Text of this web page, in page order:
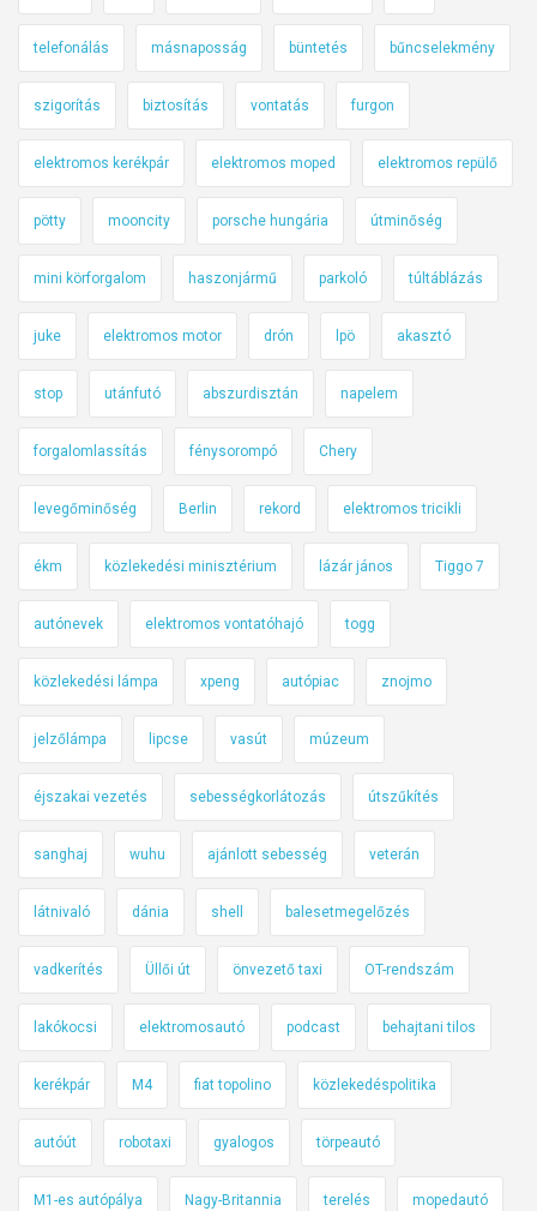
telefonálás másnaposság büntetés bűncselekmény
szigorítás biztosítás vontatás furgon
elektromos kerékpár elektromos moped elektromos repülő
pötty mooncity porsche hungária útminőség
mini körforgalom haszonjármű parkoló túltáblázás
juke elektromos motor drón lpö akasztó
stop utánfutó abszurdisztán napelem
forgalomlassítás fénysorompó Chery
levegőminőség Berlin rekord elektromos tricikli
ékm közlekedési minisztérium lázár jános Tiggo 7
autónevek elektromos vontatóhajó togg
közlekedési lámpa xpeng autópiac znojmo
jelzőlámpa lipcse vasút múzeum
éjszakai vezetés sebességkorlátozás útszűkítés
sanghaj wuhu ajánlott sebesség veterán
látnivaló dánia shell balesetmegelőzés
vadkerítés Üllői út önvezető taxi OT-rendszám
lakókocsi elektromosautó podcast behajtani tilos
kerékpár M4 fiat topolino közlekedéspolitika
autóút robotaxi gyalogos törpeautó
M1-es autópálya Nagy-Britannia terelés mopedautó